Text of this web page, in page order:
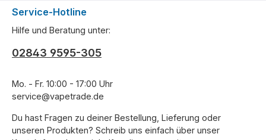
Service-Hotline
Hilfe und Beratung unter:
02843 9595-305
Mo. - Fr. 10:00 - 17:00 Uhr
service@vapetrade.de
Du hast Fragen zu deiner Bestellung, Lieferung oder
unseren Produkten? Schreib uns einfach über unser